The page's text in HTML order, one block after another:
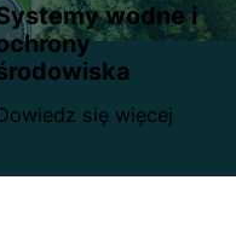
wodne i
się więcej